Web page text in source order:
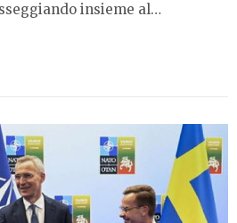
insieme al…